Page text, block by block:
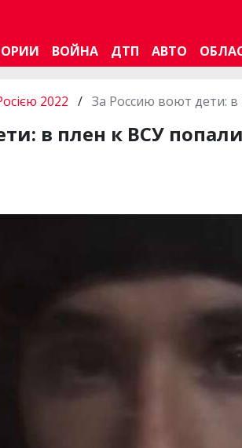
ВОЙНА ДТП АВТО
2022 / За Россию воют дети:
в плен к ВСУ